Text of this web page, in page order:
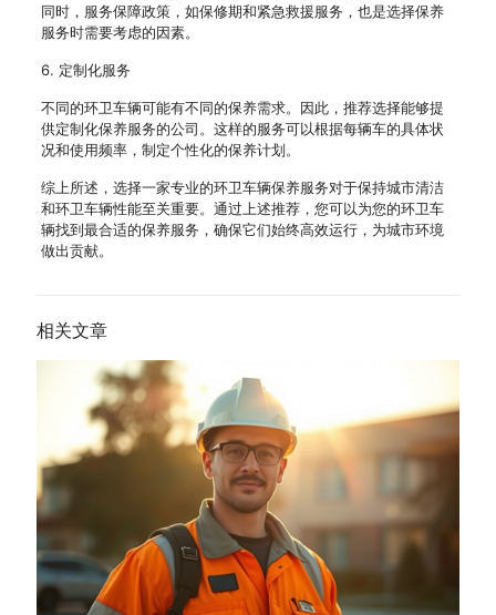
同时，服务保障政策，如保修期和紧急救援服务，也是选择保养
服务时需要考虑的因素。
6. 定制化服务
不同的环卫车辆可能有不同的保养需求。因此，推荐选择能够提
供定制化保养服务的公司。这样的服务可以根据每辆车的具体状
况和使用频率，制定个性化的保养计划。
综上所述，选择一家专业的环卫车辆保养服务对于保持城市清洁
和环卫车辆性能至关重要。通过上述推荐，您可以为您的环卫车
辆找到最合适的保养服务，确保它们始终高效运行，为城市环境
做出贡献。
相关文章